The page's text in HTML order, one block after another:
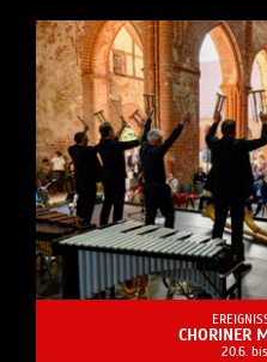
CHORINER
20.6.